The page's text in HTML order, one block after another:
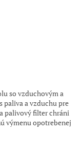
so vzduchovým a
a vzduchu pre
palivový filter chráni
výmenu opotrebenej